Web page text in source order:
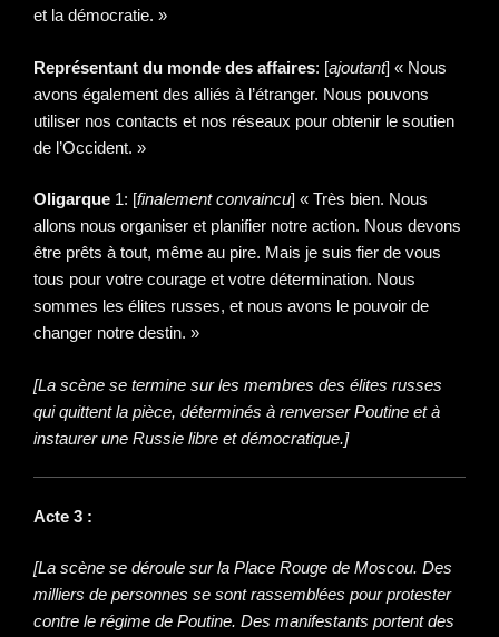
et la démocratie. »
Représentant du monde des affaires: [ajoutant] « Nous
avons également des alliés à l’étranger. Nous pouvons
utiliser nos contacts et nos réseaux pour obtenir le soutien
de l’Occident. »
Oligarque 1: [finalement convaincu] « Très bien. Nous
allons nous organiser et planifier notre action. Nous devons
être prêts à tout, même au pire. Mais je suis fier de vous
tous pour votre courage et votre détermination. Nous
sommes les élites russes, et nous avons le pouvoir de
changer notre destin. »
[La scène se termine sur les membres des élites russes
qui quittent la pièce, déterminés à renverser Poutine et à
instaurer une Russie libre et démocratique.]
Acte 3 :
[La scène se déroule sur la Place Rouge de Moscou. Des
milliers de personnes se sont rassemblées pour protester
contre le régime de Poutine. Des manifestants portent des